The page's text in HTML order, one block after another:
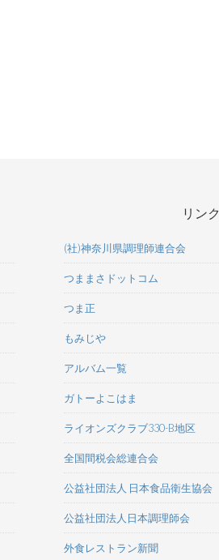
リンク
(社)神奈川県調理師連合会
つままさドットコム
つま正
もみじや
アルバム一覧
ガトーよこはま
ライオンズクラブ330-B地区
全国間税会総連合会
公益社団法人 日本食品衛生協会
公益社団法人日本調理師会
外食レストラン新聞